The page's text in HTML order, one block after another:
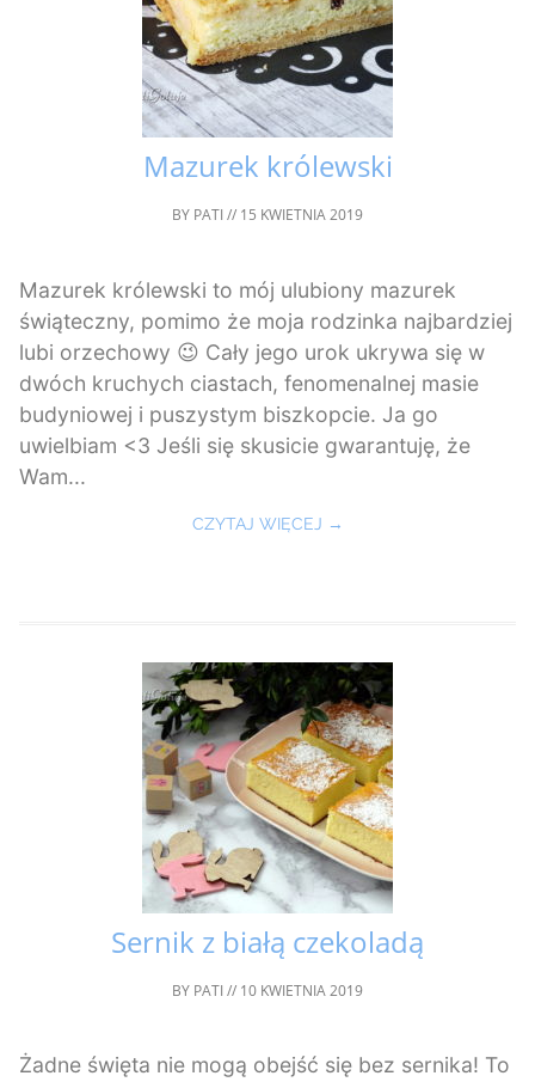
Mazurek królewski
BY PATI // 15 KWIETNIA 2019
Mazurek królewski to mój ulubiony mazurek
świąteczny, pomimo że moja rodzinka najbardziej
lubi orzechowy 😉 Cały jego urok ukrywa się w
dwóch kruchych ciastach, fenomenalnej masie
budyniowej i puszystym biszkopcie. Ja go
uwielbiam <3 Jeśli się skusicie gwarantuję, że
Wam...
CZYTAJ WIĘCEJ →
Sernik z białą czekoladą
BY PATI // 10 KWIETNIA 2019
Żadne święta nie mogą obejść się bez sernika! To